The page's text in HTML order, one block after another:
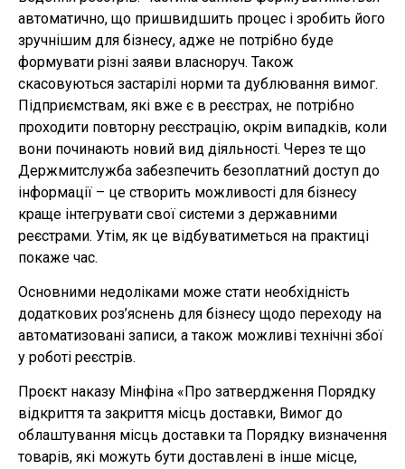
автоматично, що пришвидшить процес і зробить його
зручнішим для бізнесу, адже не потрібно буде
формувати різні заяви власноруч. Також
скасовуються застарілі норми та дублювання вимог.
Підприємствам, які вже є в реєстрах, не потрібно
проходити повторну реєстрацію, окрім випадків, коли
вони починають новий вид діяльності. Через те що
Держмитслужба забезпечить безоплатний доступ до
інформації – це створить можливості для бізнесу
краще інтегрувати свої системи з державними
реєстрами. Утім, як це відбуватиметься на практиці
покаже час.
Основними недоліками може стати необхідність
додаткових роз’яснень для бізнесу щодо переходу на
автоматизовані записи, а також можливі технічні збої
у роботі реєстрів.
Проєкт наказу Мінфіна «Про затвердження Порядку
відкриття та закриття місць доставки, Вимог до
облаштування місць доставки та Порядку визначення
товарів, які можуть бути доставлені в інше місце,